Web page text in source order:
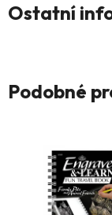
Ostatní
Podobné